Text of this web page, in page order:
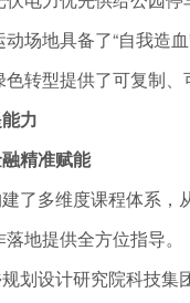
场地具备了“自我造
转型提供了可复制
力
精准赋能
多维度课程体系，
地提供全方位指导。
设计研究院科技集